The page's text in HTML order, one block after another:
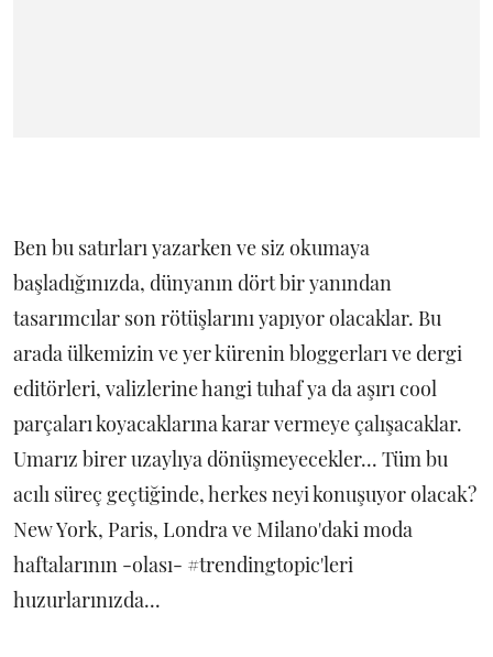
Ben bu satırları yazarken ve siz okumaya
başladığınızda, dünyanın dört bir yanından
tasarımcılar son rötüşlarını yapıyor olacaklar. Bu
arada ülkemizin ve yer kürenin bloggerları ve dergi
editörleri, valizlerine hangi tuhaf ya da aşırı cool
parçaları koyacaklarına karar vermeye çalışacaklar.
Umarız birer uzaylıya dönüşmeyecekler... Tüm bu
acılı süreç geçtiğinde, herkes neyi konuşuyor olacak?
New York, Paris, Londra ve Milano'daki moda
haftalarının -olası- #trendingtopic'leri
huzurlarınızda...